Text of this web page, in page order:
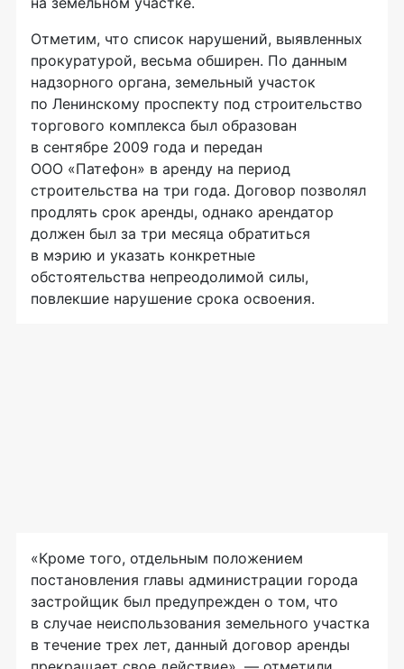
Отметим, что список нарушений, выявленных
прокуратурой, весьма обширен. По данным
надзорного органа, земельный участок
по Ленинскому проспекту под строительство
торгового комплекса был образован
в сентябре 2009 года и передан
ООО «Патефон» в аренду на период
строительства на три года. Договор позволял
продлять срок аренды, однако арендатор
должен был за три месяца обратиться
в мэрию и указать конкретные
обстоятельства непреодолимой силы,
повлекшие нарушение срока освоения.
«Кроме того, отдельным положением
постановления главы администрации города
застройщик был предупрежден о том, что
в случае неиспользования земельного участка
в течение трех лет, данный договор аренды